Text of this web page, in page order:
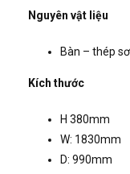
Nguyên vật liệu
Bàn – thép
Kích thước
H 380mm
W: 1830mm
D: 990mm